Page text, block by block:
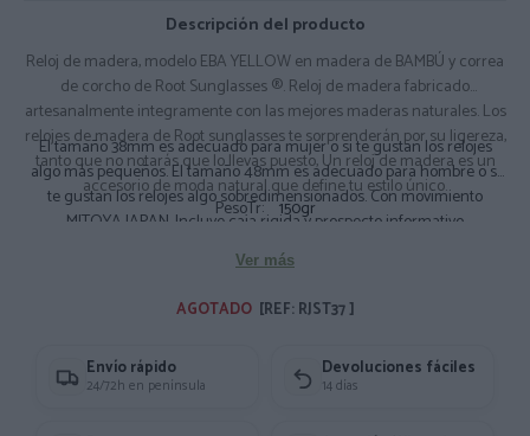
Descripción del producto
Reloj de madera, modelo EBA YELLOW en madera de BAMBÚ y correa
de corcho de Root Sunglasses ®. Reloj de madera fabricado
artesanalmente integramente con las mejores maderas naturales. Los
relojes de madera de Root sunglasses te sorprenderán por su ligereza,
tanto que no notarás que lo llevas puesto, Un reloj de madera es un
accesorio de moda natural que define tu estilo único.
El tamaño 38mm es adecuado para mujer o si te gustan los relojes
algo más pequeños. El tamaño 48mm es adecuado para hombre o si
te gustan los relojes algo sobredimensionados. Con movimiento
MITOYA JAPAN. Incluye caja rigida y prospecto informativo
Composición: Madera de Bambú. Correa de corcho
Medidas Aprox: Diámetro: 3.8cm.
PesoTr: 150gr
Ver más
AGOTADO [REF: RJST37 ]
Envío rápido
24/72h en península
Devoluciones fáciles
14 días